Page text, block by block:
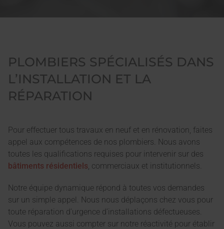
PLOMBIERS SPÉCIALISÉS DANS
L’INSTALLATION ET LA
RÉPARATION
Pour effectuer tous travaux en neuf et en rénovation, faites
appel aux compétences de nos plombiers. Nous avons
toutes les qualifications requises pour intervenir sur des
bâtiments résidentiels, commerciaux et institutionnels.
Notre équipe dynamique répond à toutes vos demandes
sur un simple appel. Nous nous déplaçons chez vous pour
toute réparation d’urgence d’installations défectueuses.
Vous pouvez aussi compter sur notre réactivité pour établir